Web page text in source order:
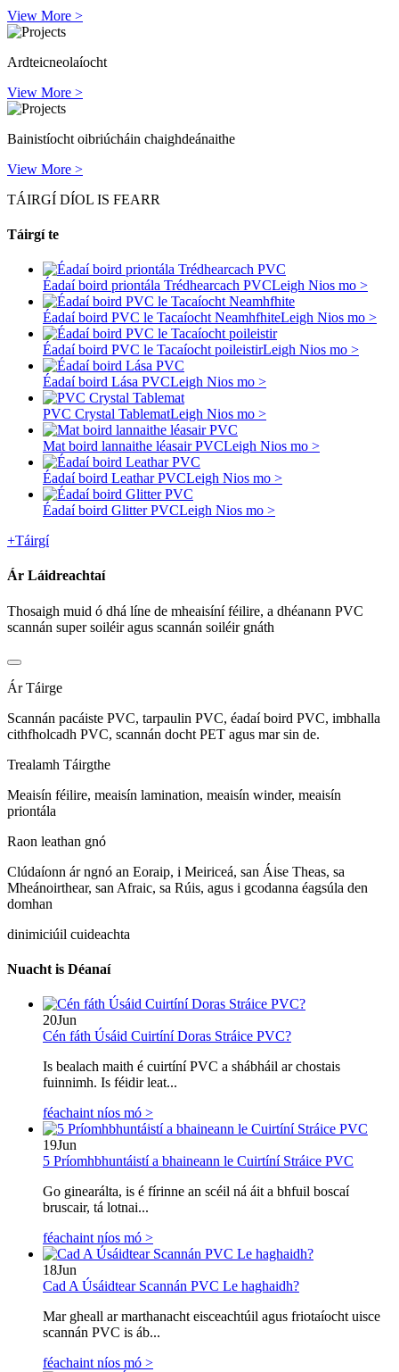
View More >
Ardteicneolaíocht
View More >
Bainistíocht oibriúcháin chaighdeánaithe
View More >
TÁIRGÍ DÍOL IS FEARR
Táirgí te
Éadaí boird priontála Trédhearcach PVCLeigh Nios mo >
Éadaí boird PVC le Tacaíocht NeamhfhiteLeigh Nios mo >
Éadaí boird PVC le Tacaíocht poileistirLeigh Nios mo >
Éadaí boird Lása PVCLeigh Nios mo >
PVC Crystal TablematLeigh Nios mo >
Mat boird lannaithe léasair PVCLeigh Nios mo >
Éadaí boird Leathar PVCLeigh Nios mo >
Éadaí boird Glitter PVCLeigh Nios mo >
+Táirgí
Ár Láidreachtaí
Thosaigh muid ó dhá líne de mheaisíní féilire, a dhéanann PVC
scannán super soiléir agus scannán soiléir gnáth
Ár Táirge
Scannán pacáiste PVC, tarpaulin PVC, éadaí boird PVC, imbhalla
cithfholcadh PVC, scannán docht PET agus mar sin de.
Trealamh Táirgthe
Meaisín féilire, meaisín lamination, meaisín winder, meaisín
priontála
Raon leathan gnó
Clúdaíonn ár ngnó an Eoraip, i Meiriceá, san Áise Theas, sa
Mheánoirthear, san Afraic, sa Rúis, agus i gcodanna éagsúla den
domhan
dinimiciúil cuideachta
Nuacht is Déanaí
20Jun
Cén fáth Úsáid Cuirtíní Doras Stráice PVC?
Is bealach maith é cuirtíní PVC a shábháil ar chostais
fuinnimh. Is féidir leat...
féachaint níos mó >
19Jun
5 Príomhbhuntáistí a bhaineann le Cuirtíní Stráice PVC
Go ginearálta, is é fírinne an scéil ná áit a bhfuil boscaí
bruscair, tá lotnai...
féachaint níos mó >
18Jun
Cad A Úsáidtear Scannán PVC Le haghaidh?
Mar gheall ar marthanacht eisceachtúil agus friotaíocht uisce
scannán PVC is áb...
féachaint níos mó >